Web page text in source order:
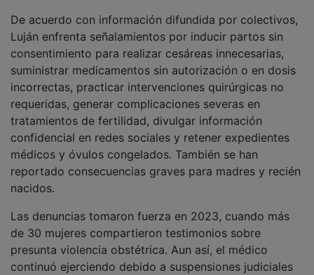
De acuerdo con información difundida por colectivos,
Luján enfrenta señalamientos por inducir partos sin
consentimiento para realizar cesáreas innecesarias,
suministrar medicamentos sin autorización o en dosis
incorrectas, practicar intervenciones quirúrgicas no
requeridas, generar complicaciones severas en
tratamientos de fertilidad, divulgar información
confidencial en redes sociales y retener expedientes
médicos y óvulos congelados. También se han
reportado consecuencias graves para madres y recién
nacidos.
Las denuncias tomaron fuerza en 2023, cuando más
de 30 mujeres compartieron testimonios sobre
presunta violencia obstétrica. Aun así, el médico
continuó ejerciendo debido a suspensiones judiciales